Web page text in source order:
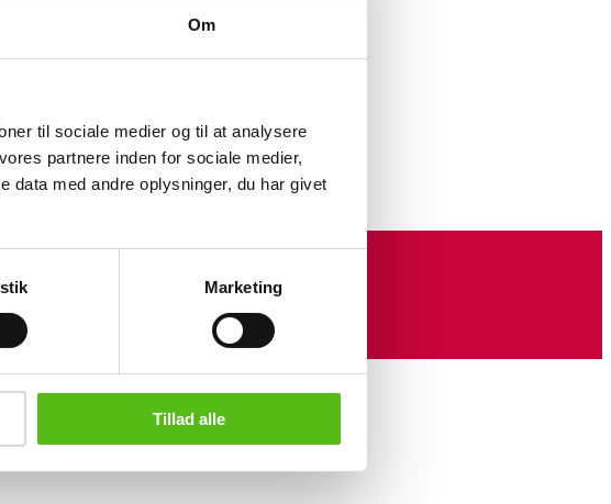
Om
til sociale medier og til at analysere
partnere inden for sociale medier,
data med andre oplysninger, du har givet
Marketing
Tillad alle
Stafet for livether